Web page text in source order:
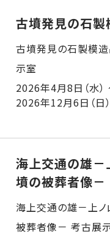
古墳発見の石製
古墳発見の石製模造品
2026年4月8日（水）
2026年12月6日（日）
海上交通の雄－
墳の被葬者像－
海上交通の雄－上ノ山古墳の被葬者